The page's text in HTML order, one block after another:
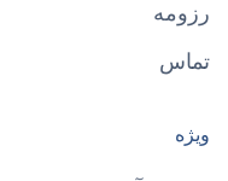
رزومه
تماس
ویژه